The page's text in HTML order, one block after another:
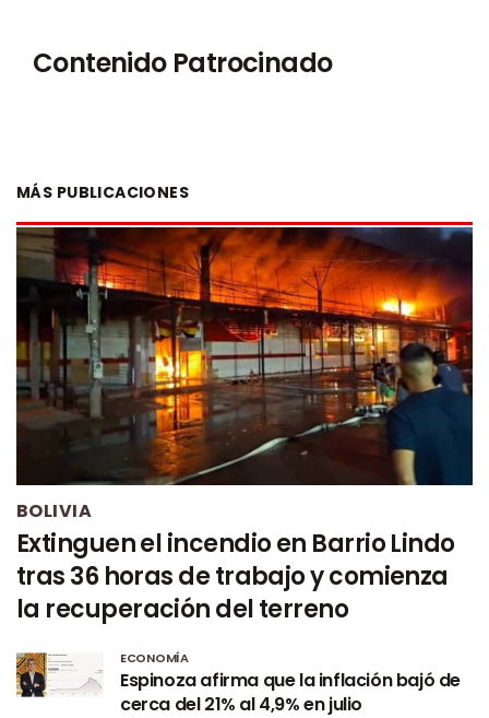
Contenido Patrocinado
MÁS PUBLICACIONES
BOLIVIA
Extinguen el incendio en Barrio Lindo
tras 36 horas de trabajo y comienza
la recuperación del terreno
ECONOMÍA
Espinoza afirma que la inflación bajó de
cerca del 21% al 4,9% en julio